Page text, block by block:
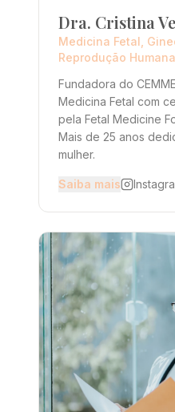
Dra. Cristina
Medicina Fetal,
Reprodução Humana
Fundadora do
Medicina Fetal com
pela Fetal Medicine
Mais de 25 anos
mulher.
Saiba mais